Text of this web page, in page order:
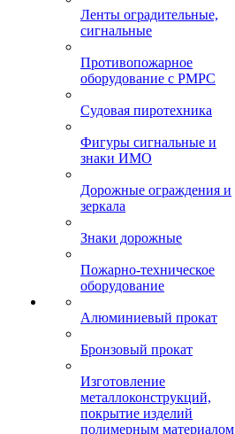
Ленты оградительные,
сигнальные
Противопожарное
оборудование с РМРС
Судовая пиротехника
Фигуры сигнальные и
знаки ИМО
Дорожные ограждения и
зеркала
Знаки дорожные
Пожарно-техническое
оборудование
Алюминиевый прокат
Бронзовый прокат
Изготовление
металлоконструкций,
покрытие изделий
полимерным материалом